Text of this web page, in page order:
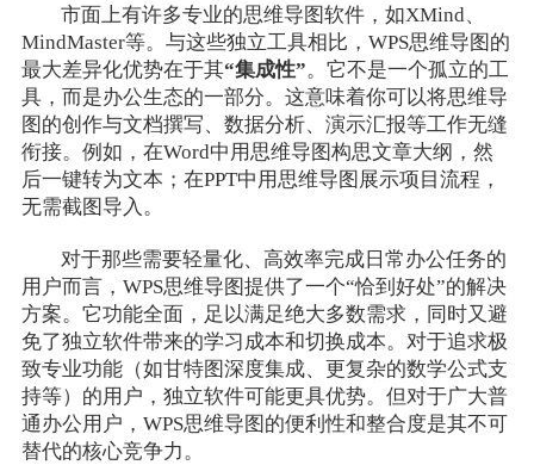
市面上有许多专业的思维导图软件，如XMind、
MindMaster等。与这些独立工具相比，WPS思维导图的
最大差异化优势在于其“集成性”。它不是一个孤立的工
具，而是办公生态的一部分。这意味着你可以将思维导
图的创作与文档撰写、数据分析、演示汇报等工作无缝
衔接。例如，在Word中用思维导图构思文章大纲，然
后一键转为文本；在PPT中用思维导图展示项目流程，
无需截图导入。
对于那些需要轻量化、高效率完成日常办公任务的
用户而言，WPS思维导图提供了一个“恰到好处”的解决
方案。它功能全面，足以满足绝大多数需求，同时又避
免了独立软件带来的学习成本和切换成本。对于追求极
致专业功能（如甘特图深度集成、更复杂的数学公式支
持等）的用户，独立软件可能更具优势。但对于广大普
通办公用户，WPS思维导图的便利性和整合度是其不可
替代的核心竞争力。